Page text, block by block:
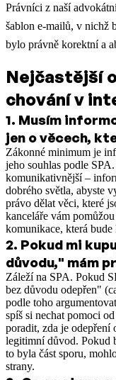
Právníci z naší
šablon e-mailů, v nichž
bylo právně korektní a
Nejčastější
chování v
1. Musím
jen o věcech,
Zákonné minimum je
jeho souhlas podle
komunikativnější –
dobrého světla, abyste
právo dělat věci, které
kanceláře vám
komunikace, která
2. Pokud mi
důvodu," mám
Záleží na SPA. Pokud
bez důvodu odepřen"
podle toho
spíš si nechat pomoci
poradit, zda je
legitimní důvod. Pokud
to byla část sporu,
strany.